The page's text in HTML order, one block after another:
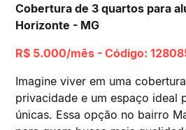
Cobertura de 3 quartos para
Horizonte - MG
R$ 5.000/mês - Código:
Imagine viver em uma
privacidade e um espaço ideal
únicas. Essa opção no bairro